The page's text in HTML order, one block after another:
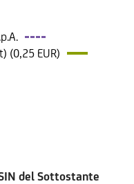
(0,25 EUR)
del Sottostante